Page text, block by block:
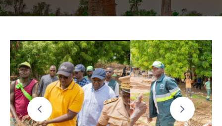
Services
Actualité
Documentation
AMCOW